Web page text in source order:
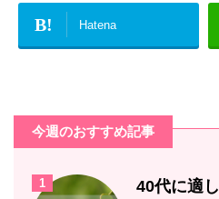
B! Hatena
今週のおすすめ記事
1
40代に適